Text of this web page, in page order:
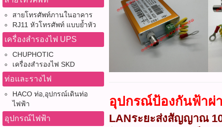
สายโทรศัพท์ภานในอาคาร
RJ11 หัวโทรศัพท์ แบบย้ำหัว
เครื่องสำรองไฟ UPS
CHUPHOTIC
เครื่องสำรองไฟ SKD
ท่อและรางไฟ
HACO ท่อ,อุปกรณ์เดินท่อ
ไฟฟ้า
อุปกรณ์ไฟฟ้า
อุปกรณ์ป้องกันฟ้าผ่
LANระยะส่งสัญญาณ